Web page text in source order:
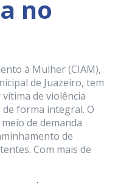
no
à Mulher (CIAM),
de Juazeiro, tem
de violência
forma integral. O
de demanda
de
Com mais de